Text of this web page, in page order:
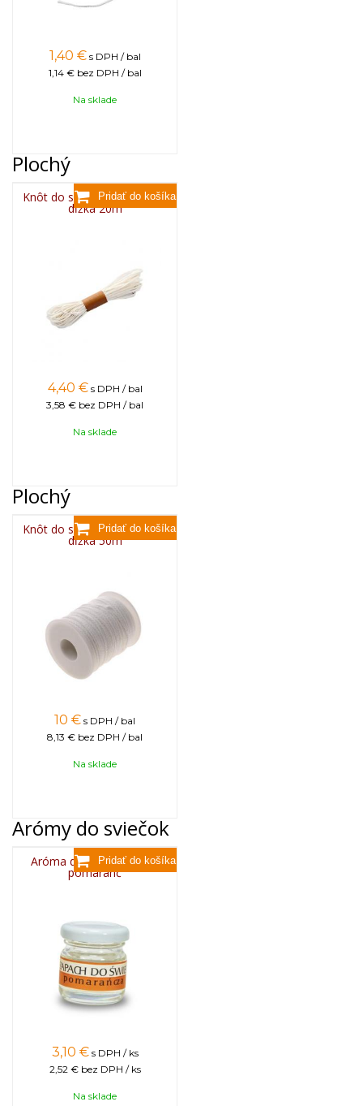
1,40 € s DPH / bal
1,14 € bez DPH / bal
Na sklade
Plochý
Knôt do sviečky plochý 3x8,
dĺžka 20m
4,40 € s DPH / bal
3,58 € bez DPH / bal
Na sklade
Plochý
Knôt do sviečky plochý 3x8,
dĺžka 50m
10 € s DPH / bal
8,13 € bez DPH / bal
Na sklade
Arómy do sviečok
Aróma do sviečok, 25g -
pomaranč
3,10 € s DPH / ks
2,52 € bez DPH / ks
Na sklade